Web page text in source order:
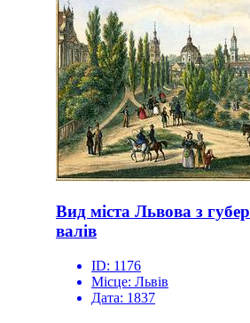
Вид міста Львова з
валів
ID: 1176
Місце: Львів
Дата: 1837